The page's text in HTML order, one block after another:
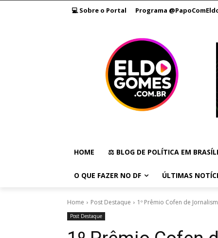
💻 Sobre o Portal Programa
HOME ⚖️ BLOG DE POLÍTICA EM
O QUE FAZER NO DF ÚLTIMAS
Home Post Destaque 1º Prêmio Cofen de
Post Destaque